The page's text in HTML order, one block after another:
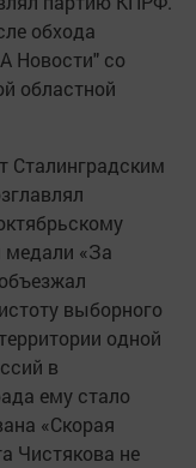
обхода
Новости" со
областной
Сталинградским
медали «За
выборного
одной
в
ему стало
«Скорая
Чистякова не